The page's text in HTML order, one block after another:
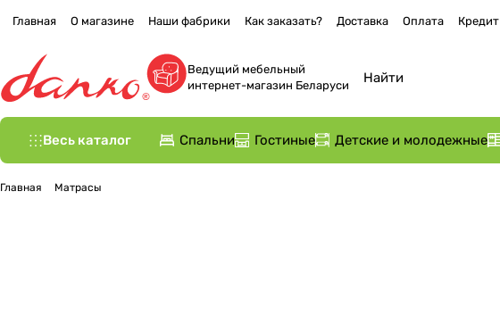
Главная О магазине Наши фабрики Как заказать? Доставка Оплата Кредит
Ведущий мебельный
интернет-магазин Беларуси
Весь каталог Спальни Гостиные Детские и молодежные
Главная Матрасы